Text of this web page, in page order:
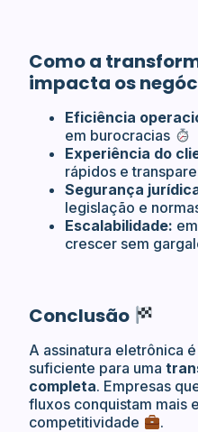
Como a
impacta os
Eficiência
em burocracias
Experiência do
rápidos e
Segurança
legislação e
Escalabilidade:
crescer sem
Conclusão
A assinatura eletrônica
suficiente para uma
completa. Empresas
fluxos conquistam mais
competitividade
.